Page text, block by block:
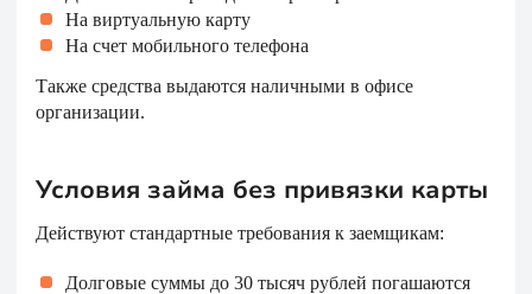
На виртуальную карту
На счет мобильного телефона
Также средства выдаются наличными в офисе
организации.
Условия займа без привязки карты
Действуют стандартные требования к заемщикам:
Долговые суммы до 30 тысяч рублей погашаются